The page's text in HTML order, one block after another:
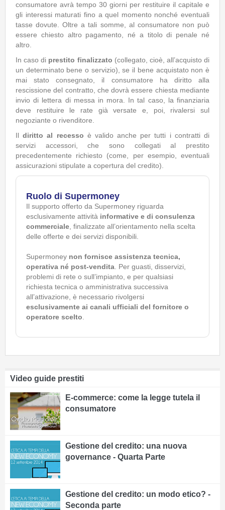
consumatore avrà tempo 30 giorni per restituire il capitale e
gli interessi maturati fino a quel momento nonché eventuali
tasse dovute. Oltre a tali somme, al consumatore non può
essere chiesto altro pagamento, né a titolo di penale né
altro.
In caso di prestito finalizzato (collegato, cioè, all’acquisto di
un determinato bene o servizio), se il bene acquistato non è
mai stato consegnato, il consumatore ha diritto alla
rescissione del contratto, che dovrà essere chiesta mediante
invio di lettera di messa in mora. In tal caso, la finanziaria
deve restituire le rate già versate e, poi, rivalersi sul
negoziante o rivenditore.
Ildiritto al recesso è valido anche per tutti i contratti di
servizi accessori, che sono collegati al prestito
precedentemente richiesto (come, per esempio, eventuali
assicurazioni stipulate a copertura del credito).
Ruolo di Supermoney
Il supporto offerto da Supermoney riguarda
esclusivamente attività informative e di consulenza
commerciale , finalizzate all’orientamento nella scelta
delle offerte e dei servizi disponibili.
Supermoney non fornisce assistenza tecnica,
operativa né post-vendita . Per guasti, disservizi,
problemi di rete o sull’impianto, e per qualsiasi
richiesta tecnica o amministrativa successiva
all’attivazione, è necessario rivolgersi
esclusivamente ai canali ufficiali del fornitore o
operatore scelto
Video guide prestiti
E-commerce: come la legge tutela il
consumatore
Gestione del credito: una nuova
governance - Quarta Parte
Gestione del credito: un modo etico? -
Seconda parte